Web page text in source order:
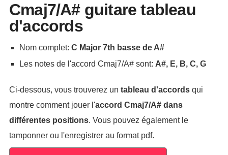
Cmaj7/A# guitare tableau
d'accords
Nom complet: C Major 7th basse de A#
Les notes de l'accord Cmaj7/A# sont: A#, E, B, C, G
Ci-dessous, vous trouverez un tableau d'accordsqui
montre comment jouer l'accord Cmaj7/A#dans
différentes positions. Vous pouvez également le
tamponner ou l'enregistrer au format pdf.